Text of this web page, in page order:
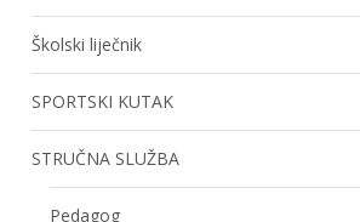
Školski liječnik
SPORTSKI KUTAK
STRUČNA SLUŽBA
Pedagog